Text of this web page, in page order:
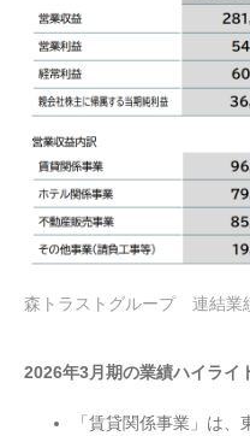
森トラストグループ 連結業
2026年3月期の業績ハイライ
「賃貸関係事業」は